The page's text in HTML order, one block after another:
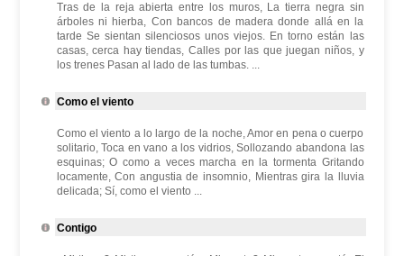
Tras de la reja abierta entre los muros, La tierra negra sin
árboles ni hierba, Con bancos de madera donde allá en la
tarde Se sientan silenciosos unos viejos. En torno están las
casas, cerca hay tiendas, Calles por las que juegan niños, y
los trenes Pasan al lado de las tumbas. ...
Como el viento
Como el viento a lo largo de la noche, Amor en pena o cuerpo
solitario, Toca en vano a los vidrios, Sollozando abandona las
esquinas; O como a veces marcha en la tormenta Gritando
locamente, Con angustia de insomnio, Mientras gira la lluvia
delicada; Sí, como el viento ...
Contigo